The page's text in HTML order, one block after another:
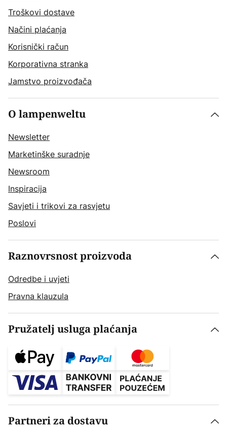
Troškovi dostave
Načini plaćanja
Korisnički račun
Korporativna stranka
Jamstvo proizvođača
O lampenweltu
Newsletter
Marketinške suradnje
Newsroom
Inspiracija
Savjeti i trikovi za rasvjetu
Poslovi
Raznovrsnost proizvoda
Odredbe i uvjeti
Pravna klauzula
Pružatelj usluga plaćanja
Partneri za dostavu